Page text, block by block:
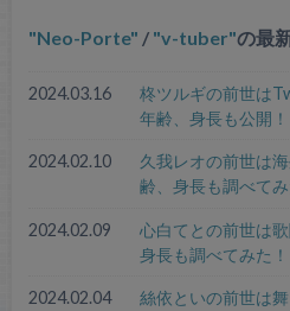
Neo-Porte / v-tuber の最
2024.03.16
柊ツルギの前世は
年齢、身長も公開！
2024.02.10
久我レオの前世は
齢、身長も調べてみ
2024.02.09
心白てとの前世は
身長も調べてみた！
2024.02.04
絲依といの前世は